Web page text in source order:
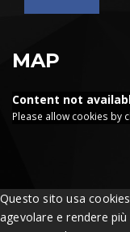
MAP
Content not
Please allow cookies by
Questo sito usa
agevolare e rendere